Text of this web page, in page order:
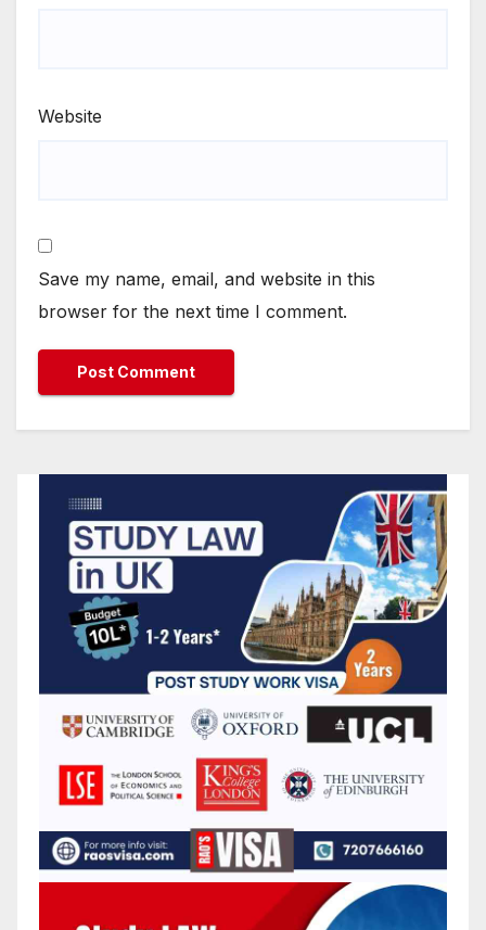
Website
Save my name, email, and website in this
browser for the next time I comment.